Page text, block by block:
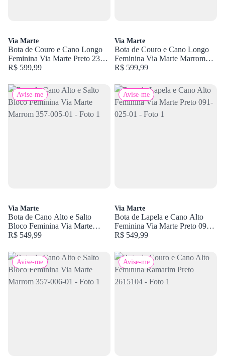
Via Marte
Bota de Couro e Cano Longo
Feminina Via Marte Preto 234-
006-01
R$ 599,99
Via Marte
Bota de Couro e Cano Longo
Feminina Via Marte Marrom
234-006-01
R$ 599,99
Avise-me
Via Marte
Bota de Cano Alto e Salto
Bloco Feminina Via Marte
Marrom 357-005-01
R$ 549,99
Avise-me
Via Marte
Bota de Lapela e Cano Alto
Feminina Via Marte Preto 091-
025-01
R$ 549,99
Avise-me Avise-me